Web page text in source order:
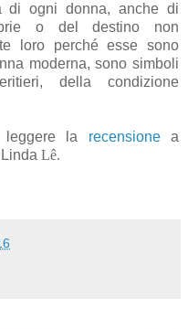
di ogni donna, anche di
o del destino non
loro perché esse sono
moderna, sono simboli
della condizione
leggere la recensionea
Lê.